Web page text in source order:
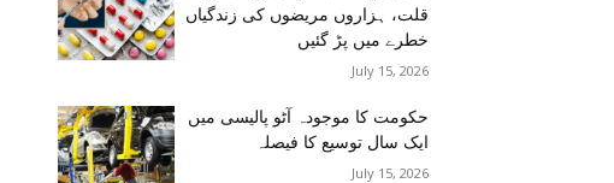
قلت، ہزاروں مریضوں کی زندگیاں
خطرے میں پڑ گئیں
July 15, 2026
حکومت کا موجودہ آٹو پالیسی میں
ایک سال توسیع کا فیصلہ
July 15, 2026